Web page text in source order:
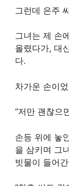
그런데 은주
그녀는 제 손
올렸다가, 대
다.
차가운 손이
“저만 괜찮으
손등 위에 놓
을 삼키며 그
빗물이 들어